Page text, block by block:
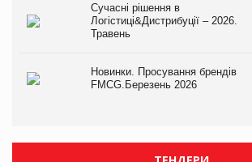
Сучасні рішення в
Логістиці&Дистрибуції – 2026.
Травень
Новинки. Просування брендів
FMCG.Березень 2026